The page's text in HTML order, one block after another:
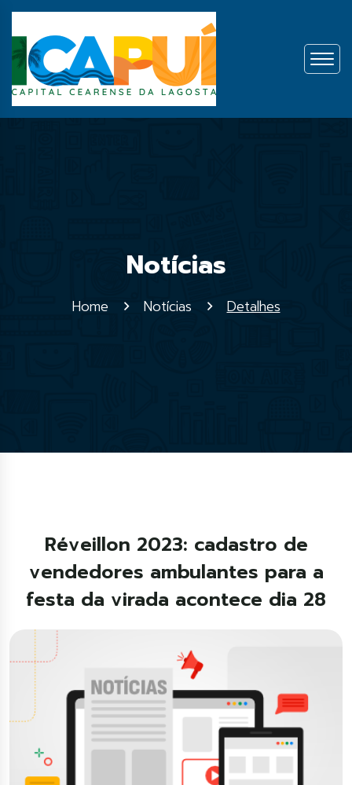
Notícias
Home Notícias Detalhes
Réveillon 2023: cadastro de
vendedores ambulantes para a
festa da virada acontece dia 28